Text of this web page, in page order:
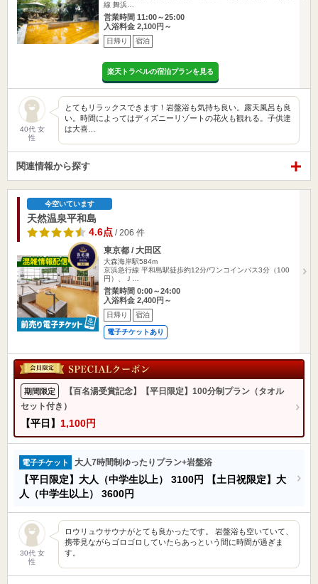
線 舞浜…
営業時間 11:00～25:00
入浴料金 2,100円～
日帰り 宿泊
楽天トラベルの宿泊プランを見る
40代 女
性
とてもリラックスできます！岩盤浴も気持ち良い。露天風呂も良
い。時間によってはディズニーリゾートの花火も観れる。子供達
は大喜…
関連情報から探す
今空いています
天然温泉平和島
4.6点 / 206 件
東京都 / 大田区
大森海岸駅584m
京浜急行線 平和島駅徒歩約12分/ワンコインバス3分（100
円）、Ｊ…
営業時間 0:00～24:00
入浴料金 2,400円～
日帰り 宿泊
電子チケットあり
期間限定
【百名湯受賞記念】【平日限定】100分制プラン（タオル
セット付き）
【平日】 1,100円
電子チケット 大人7時間制ゆったりプラン+岩盤浴
【平日限定】大人（中学生以上） 3100円
【土日祝限定】大
人（中学生以上） 3600円
30代 女
性
ロウリュウサウナがとても良かったです。 岩盤浴も空いていて、
携帯見ながらゴロゴロしていたらあっという間に時間が過ぎま
す。